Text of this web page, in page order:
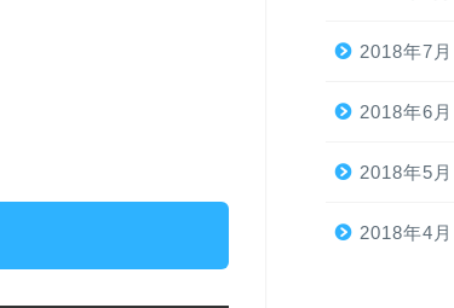
2018年7月
2018年6月
2018年5月
2018年4月